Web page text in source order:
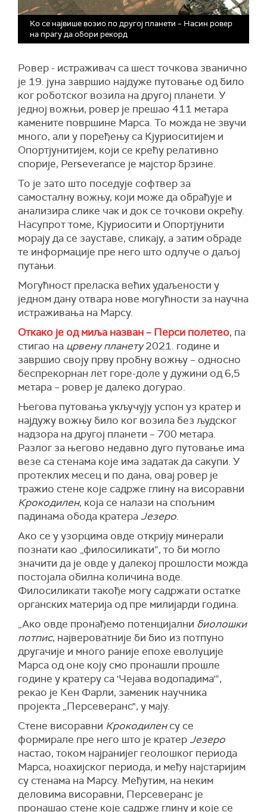
Ко се највише возио по другој планети – Насин ровер
на прагу да обори рекорд
Ровер - истраживач са шест точкова званично
је 19. јуна завршио најдуже путовање од било
ког роботског возила на другој планети. У
једној вожњи, ровер је прешао 411 метара
камените површине Марса. То можда не звучи
много, али у поређењу са Кјуриоситијем и
Опортјунитијем, који се крећу релативно
спорије, Perseverance је мајстор брзине.
То је зато што поседује софтвер за
самосталну вожњу, који може да обрађује и
анализира слике чак и док се точкови окрећу.
Насупрот томе, Кјуриосити и Опортјунити
морају да се зауставе, сликају, а затим обраде
те информације пре него што одлуче о даљој
путањи.
Могућност преласка већих удаљености у
једном дану отвара нове могућности за научна
истраживања на Марсу.
Откако је од миља назван – Перси полетео, па
стигао на црвену планету2021. године и
завршио своју прву пробну вожњу – односно
беспрекорнан лет горе-доле у дужини од 6,5
метара – ровер је далеко догурао.
Његова путовања укључују успон уз кратер и
најдужу вожњу било ког возила без људског
надзора на другој планети – 700 метара.
Разлог за његово недавно дуго путовање има
везе са стенама које има задатак да сакупи. У
протеклих месец и по дана, овај ровер је
тражио стене које садрже глину на висоравни
Крокодилен, која се налази на спољним
падинама обода кратера Језеро.
Ако се у узорцима овде открију минерали
познати као „филосиликати“, то би могло
значити да је овде у далекој прошлости можда
постојала обилна количина воде.
Филосиликати такође могу садржати остатке
органских материја од пре милијарди година.
„Ако овде пронађемо потенцијални биолошки
потпис, највероватније би био из потпуно
другачије и много раније епохе еволуције
Марса од оне коју смо пронашли прошле
године у кратеру са 'Чејава водопадима'“,
рекао је Кен Фарли, заменик научника
пројекта „Персеверанс", у мају.
Стене висоравни Крокодиленсу се
формирале пре него што је кратер Језеро
настао, током најранијег геолошког периода
Марса, ноахијског периода, и међу најстаријим
су стенама на Марсу. Међутим, на неким
деловима висоравни, Персеверанс је
пронашао стене које садрже глину и које се